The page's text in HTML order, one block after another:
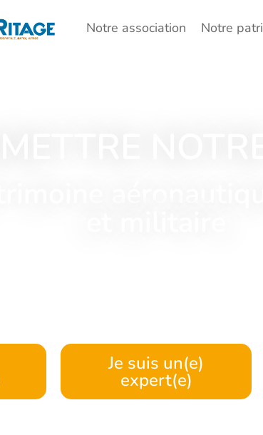
Notre association Notre
Je suis un(e)
expert(e)